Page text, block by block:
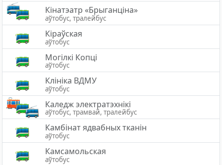
Кінатэатр «Брыганціна»
аўтобус, тралейбус
Кіраўская
аўтобус
Могілкі Копці
аўтобус
Клініка ВДМУ
аўтобус
Каледж электратэхнiкi
аўтобус, трамвай, тралейбус
Камбінат ядвабных тканін
аўтобус
Камсамольская
аўтобус